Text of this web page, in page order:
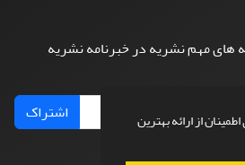
از ارائه بهترین
های مهم نشریه در خبرنامه نشریه
اشتراک